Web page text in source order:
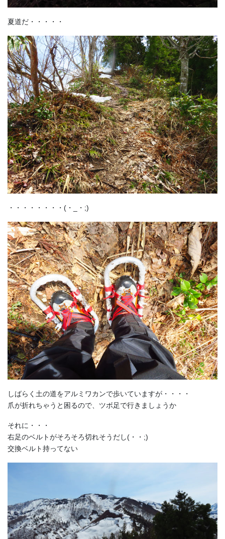
夏道だ・・・・・
・・・・・・・・(・_・;)
しばらく土の道をアルミワカンで歩いていますが・・・・
爪が折れちゃうと困るので、ツボ足で行きましょうか
それに・・・
右足のベルトがそろそろ切れそうだし(・・;)
交換ベルト持ってない